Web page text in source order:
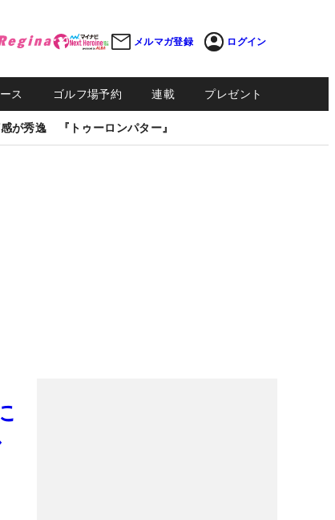
メルマガ登録 ログイン
ス ゴルフ場予約 連載 プレゼント
が秀逸 『トゥーロンパター』